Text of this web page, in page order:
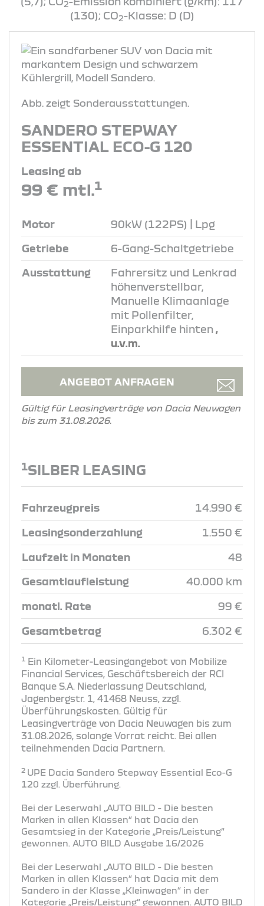
2
(130); CO2-Klasse: D (D)
Abb. zeigt Sonderausstattungen.
SANDERO STEPWAY
ESSENTIAL ECO-G 120
Leasing ab
99 € mtl.1
Motor 90kW (122PS) | Lpg
Getriebe 6-Gang-Schaltgetriebe
Ausstattung
Fahrersitz und Lenkrad
höhenverstellbar,
Manuelle Klimaanlage
mit Pollenfilter,
Einparkhilfe hinten ,
u.v.m.
ANGEBOT ANFRAGEN
Gültig für Leasingverträge von Dacia Neuwagen
bis zum 31.08.2026.
1SILBER LEASING
Fahrzeugpreis 14.990 €
Leasingsonderzahlung 1.550 €
Laufzeit in Monaten 48
Gesamtlaufleistung 40.000 km
monatl. Rate 99 €
Gesamtbetrag 6.302 €
1 Ein Kilometer-Leasingangebot von Mobilize
Financial Services, Geschäftsbereich der RCI
Banque S.A. Niederlassung Deutschland,
Jagenbergstr. 1, 41468 Neuss, zzgl.
Überführungskosten. Gültig für
Leasingverträge von Dacia Neuwagen bis zum
31.08.2026, solange Vorrat reicht. Bei allen
teilnehmenden Dacia Partnern.
2 UPE Dacia Sandero Stepway Essential Eco-G
120 zzgl. Überführung.
Bei der Leserwahl „AUTO BILD - Die besten
Marken in allen Klassen“ hat Dacia den
Gesamtsieg in der Kategorie „Preis/Leistung“
gewonnen. AUTO BILD Ausgabe 16/2026
Bei der Leserwahl „AUTO BILD - Die besten
Marken in allen Klassen“ hat Dacia mit dem
Sandero in der Klasse „Kleinwagen“ in der
Kategorie „Preis/Leistung“ gewonnen. AUTO BILD